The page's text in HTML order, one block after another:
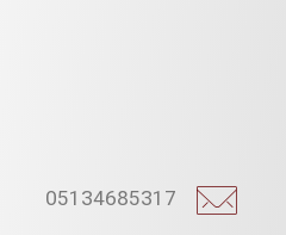
05134685317